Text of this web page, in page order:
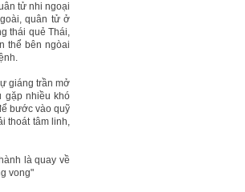
tử nhi ngoại
quân tử ở
thái quẻ Thái,
thể bên ngòai
giáng trần mở
gặp nhiều khó
bước vào quỹ
thoát tâm linh,
là quay về
vong"